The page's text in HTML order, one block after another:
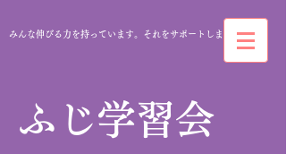
みんな伸びる力を持っています。それをサポートします。
​ふじ学習会